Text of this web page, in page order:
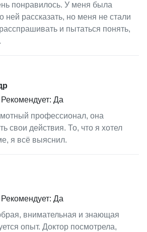
понравилось. У меня была
ней рассказать, но меня не стали
и пытаться понять,
Рекомендует: Да
профессионал, она
свои действия. То, что я хотел
я всё выяснил.
Рекомендует: Да
внимательная и знающая
опыт. Доктор посмотрела,